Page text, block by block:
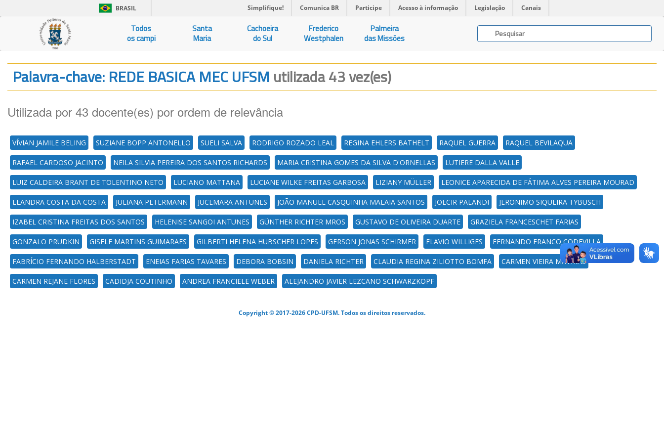
BRASIL Simplifique! Comunica BR Participe Acesso à informação Legislação Canais
Todos
os campi
Santa
Maria
Cachoeira
do Sul
Frederico
Westphalen
Palmeira
das Missões
Palavra-chave: REDE BASICA MEC UFSM utilizada 43 vez(es)
Utilizada por 43 docente(es) por ordem de relevância
VÍVIAN JAMILE BELING SUZIANE BOPP ANTONELLO SUELI SALVA RODRIGO ROZADO LEAL REGINA EHLERS BATHELT RAQUEL GUERRA RAQUEL BEVILAQUA
RAFAEL CARDOSO JACINTO NEILA SILVIA PEREIRA DOS SANTOS RICHARDS MARIA CRISTINA GOMES DA SILVA D'ORNELLAS LUTIERE DALLA VALLE
LUIZ CALDEIRA BRANT DE TOLENTINO NETO LUCIANO MATTANA LUCIANE WILKE FREITAS GARBOSA LIZIANY MÜLLER LEONICE APARECIDA DE FÁTIMA ALVES PEREIRA MOURAD
LEANDRA COSTA DA COSTA JULIANA PETERMANN JUCEMARA ANTUNES JOÃO MANUEL CASQUINHA MALAIA SANTOS JOECIR PALANDI JERONIMO SIQUEIRA TYBUSCH
IZABEL CRISTINA FREITAS DOS SANTOS HELENISE SANGOI ANTUNES GÜNTHER RICHTER MROS GUSTAVO DE OLIVEIRA DUARTE GRAZIELA FRANCESCHET FARIAS
GONZALO PRUDKIN GISELE MARTINS GUIMARAES GILBERTI HELENA HUBSCHER LOPES GERSON JONAS SCHIRMER FLAVIO WILLIGES FERNANDO FRANCO CODEVILLA
FABRÍCIO FERNANDO HALBERSTADT ENEIAS FARIAS TAVARES DEBORA BOBSIN DANIELA RICHTER CLAUDIA REGINA ZILIOTTO BOMFA CARMEN VIEIRA MATHIAS
CARMEN REJANE FLORES CADIDJA COUTINHO ANDREA FRANCIELE WEBER ALEJANDRO JAVIER LEZCANO SCHWARZKOPF
Copyright © 2017-2026 CPD-UFSM. Todos os direitos reservados.